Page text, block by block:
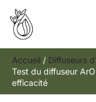
Aller
contenu
Accueil
Diffuseurs
Test du diffuseur
efficacité
Rechercher